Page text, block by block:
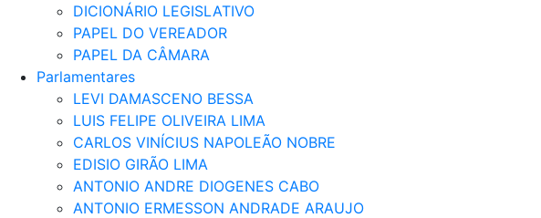
DICIONÁRIO LEGISLATIVO
PAPEL DO VEREADOR
PAPEL DA CÂMARA
Parlamentares
LEVI DAMASCENO BESSA
LUIS FELIPE OLIVEIRA LIMA
CARLOS VINÍCIUS NAPOLEÃO NOBRE
EDISIO GIRÃO LIMA
ANTONIO ANDRE DIOGENES CABO
ANTONIO ERMESSON ANDRADE ARAUJO